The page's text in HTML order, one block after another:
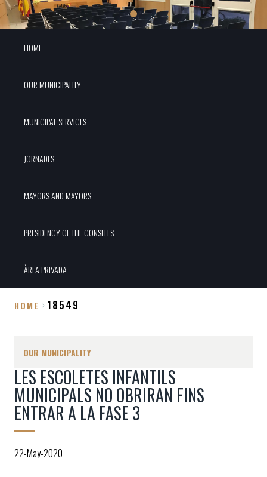
HOME
OUR MUNICIPALITY
MUNICIPAL SERVICES
JORNADES
MAYORS AND MAYORS
PRESIDENCY OF THE CONSELLS
ÀREA PRIVADA
HOME 18549
OUR MUNICIPALITY
LES ESCOLETES INFANTILS
MUNICIPALS NO OBRIRAN FINS
ENTRAR A LA FASE 3
22-May-2020